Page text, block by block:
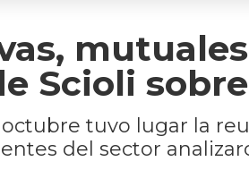
Scioli
octubre tuvo lugar la
del sector